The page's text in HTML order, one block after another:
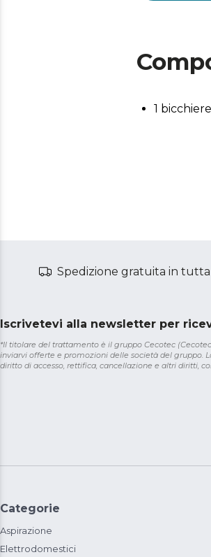
1 bicchiere
Spedizione gratuita in tutta
Iscrivetevi alla newsletter per
*Il titolare del trattamento è il gruppo Cecotec
inviarvi offerte e promozioni delle società del gruppo.
diritto di accesso, rettifica, cancellazione e altri diritti,
Categorie
Aspirazione
Elettrodomestici